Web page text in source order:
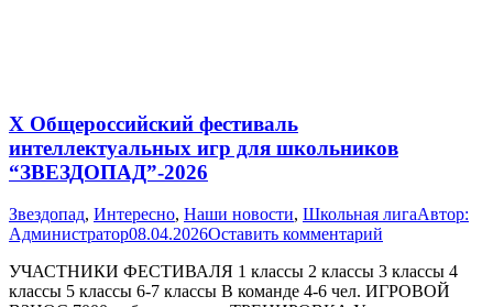
X Общероссийский фестиваль
интеллектуальных игр для школьников
“ЗВЕЗДОПАД”-2026
Звездопад, Интересно, Наши новости, Школьная лигаАвтор:
Администратор08.04.2026Оставить комментарий
УЧАСТНИКИ ФЕСТИВАЛЯ 1 классы 2 классы 3 классы 4
классы 5 классы 6-7 классы В команде 4-6 чел. ИГРОВОЙ